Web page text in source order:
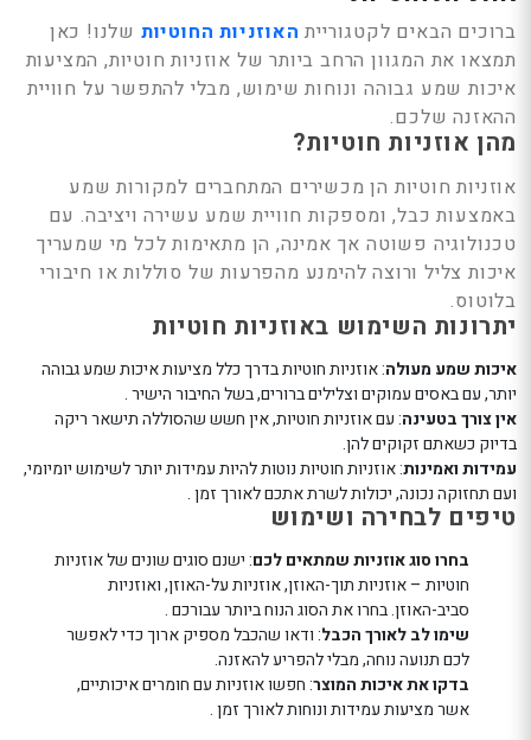
אנטר
כדי
לדלג
לאזור
הבא
ברוכים הבאים לקטגוריית האוזניות החוטיות שלנו! כאן
תמצאו את המגוון הרחב ביותר של אוזניות חוטיות, המציעות
איכות שמע גבוהה ונוחות שימוש, מבלי להתפשר על חוויית
ההאזנה שלכם.
מהן אוזניות חוטיות?
אוזניות חוטיות הן מכשירים המתחברים למקורות שמע
באמצעות כבל, ומספקות חוויית שמע עשירה ויציבה. עם
טכנולוגיה פשוטה אך אמינה, הן מתאימות לכל מי שמעריך
איכות צליל ורוצה להימנע מהפרעות של סוללות או חיבורי
בלוטוס.
יתרונות השימוש באוזניות חוטיות
איכות שמע מעולה: אוזניות חוטיות בדרך כלל מציעות איכות שמע גבוהה
יותר, עם באסים עמוקים וצלילים ברורים, בשל החיבור הישיר .
אין צורך בטעינה: עם אוזניות חוטיות, אין חשש שהסוללה תישאר ריקה
בדיוק כשאתם זקוקים להן.
עמידות ואמינות: אוזניות חוטיות נוטות להיות עמידות יותר לשימוש יומיומי,
ועם תחזוקה נכונה, יכולות לשרת אתכם לאורך זמן .
טיפים לבחירה ושימוש
בחרו סוג אוזניות שמתאים לכם: ישנם סוגים שונים של אוזניות
חוטיות – אוזניות תוך-האוזן, אוזניות על-האוזן, ואוזניות
סביב-האוזן. בחרו את הסוג הנוח ביותר עבורכם .
שימו לב לאורך הכבל: ודאו שהכבל מספיק ארוך כדי לאפשר
לכם תנועה נוחה, מבלי להפריע להאזנה.
בדקו את איכות המוצר: חפשו אוזניות עם חומרים איכותיים,
אשר מציעות עמידות ונוחות לאורך זמן .